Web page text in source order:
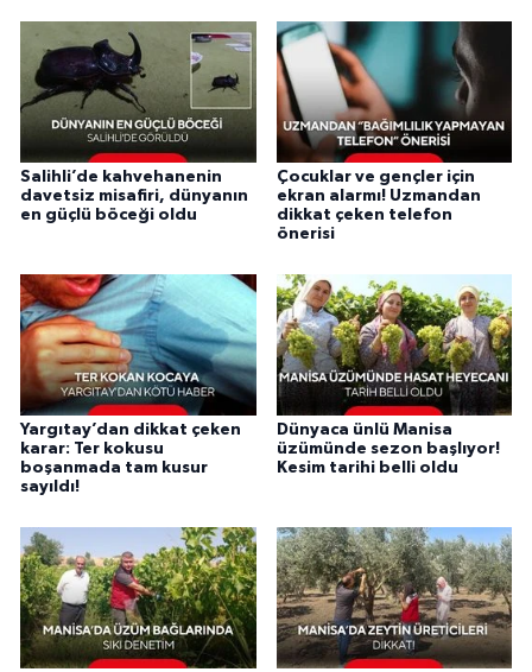
Salihli’de kahvehanenin
davetsiz misafiri, dünyanın
en güçlü böceği oldu
Çocuklar ve gençler için
ekran alarmı! Uzmandan
dikkat çeken telefon
önerisi
Yargıtay’dan dikkat çeken
karar: Ter kokusu
boşanmada tam kusur
sayıldı!
Dünyaca ünlü Manisa
üzümünde sezon başlıyor!
Kesim tarihi belli oldu